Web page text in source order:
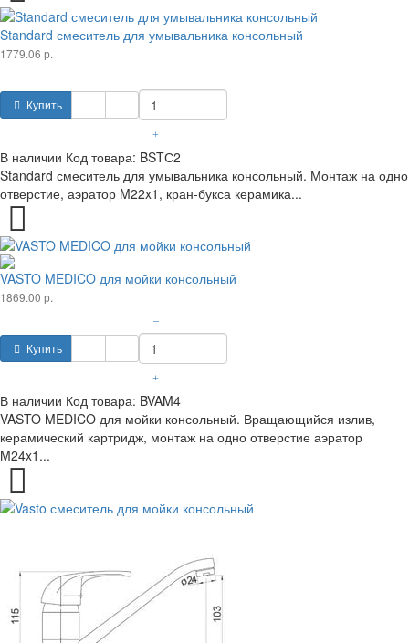
Standard смеситель для умывальника консольный
1779.06 р.
Купить
–
+
В наличии Код товара: BSTС2
Standard смеситель для умывальника консольный. Монтаж на одно
отверстие, аэратор M22x1, кран-букса керамика...
VASTO MEDICO для мойки консольный
1869.00 р.
Купить
–
+
В наличии Код товара: BVAM4
VASTO MEDICO для мойки консольный. Вращающийся излив,
керамический картридж, монтаж на одно отверстие аэратор
M24x1...